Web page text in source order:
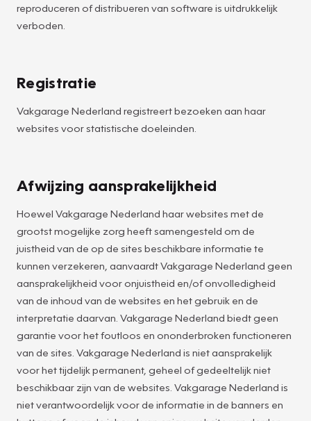
reproduceren of distribueren van software is uitdrukkelijk
verboden.
Registratie
Vakgarage Nederland registreert bezoeken aan haar
websites voor statistische doeleinden.
Afwijzing aansprakelijkheid
Hoewel Vakgarage Nederland haar websites met de
grootst mogelijke zorg heeft samengesteld om de
juistheid van de op de sites beschikbare informatie te
kunnen verzekeren, aanvaardt Vakgarage Nederland geen
aansprakelijkheid voor onjuistheid en/of onvolledigheid
van de inhoud van de websites en het gebruik en de
interpretatie daarvan. Vakgarage Nederland biedt geen
garantie voor het foutloos en ononderbroken functioneren
van de sites. Vakgarage Nederland is niet aansprakelijk
voor het tijdelijk permanent, geheel of gedeeltelijk niet
beschikbaar zijn van de websites. Vakgarage Nederland is
niet verantwoordelijk voor de informatie in de banners en